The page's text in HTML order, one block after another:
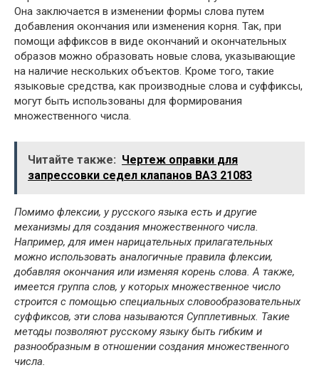
Она заключается в изменении формы слова путем
добавления окончания или изменения корня. Так, при
помощи аффиксов в виде окончаний и окончательных
образов можно образовать новые слова, указывающие
на наличие нескольких объектов. Кроме того, такие
языковые средства, как производные слова и суффиксы,
могут быть использованы для формирования
множественного числа.
Читайте также: Чертеж оправки для
запрессовки седел клапанов ВАЗ 21083
Помимо флексии, у русского языка есть и другие
механизмы для создания множественного числа.
Например, для имен нарицательных прилагательных
можно использовать аналогичные правила флексии,
добавляя окончания или изменяя корень слова. А также,
имеется группа слов, у которых множественное число
строится с помощью специальных словообразовательных
суффиксов, эти слова называются Супплетивных. Такие
методы позволяют русскому языку быть гибким и
разнообразным в отношении создания множественного
числа.